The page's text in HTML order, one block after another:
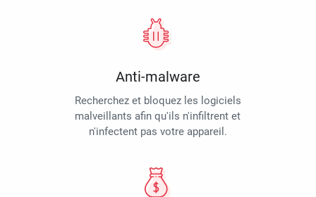
Anti-malware
Recherchez et bloquez les logiciels
malveillants afin qu'ils n'infiltrent et
n'infectent pas votre appareil.